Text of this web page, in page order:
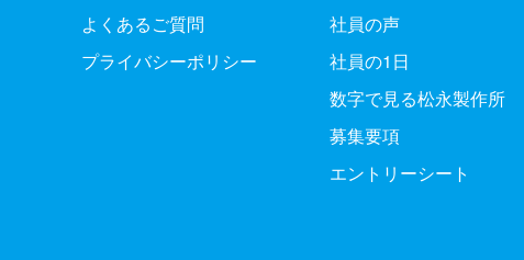
よくあるご質問
プライバシーポリシー
社員の声
社員の1日
数字で見る松永製作所
募集要項
エントリーシート